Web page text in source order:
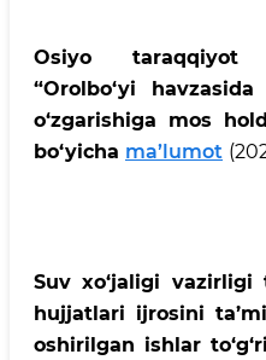
Osiyo taraqqiyot
“Orolbo‘yi
o‘zgarishiga mos
bo‘yicha ma’lumot
Suv xo‘jaligi
hujjatlari ijrosini
oshirilgan ishlar